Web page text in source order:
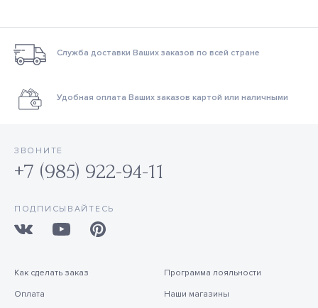
Служба доставки Ваших заказов по всей стране
Удобная оплата Ваших заказов картой или наличными
ЗВОНИТЕ
+7 (985) 922-94-11
ПОДПИСЫВАЙТЕСЬ
Как сделать заказ
Оплата
Программа лояльности
Наши магазины